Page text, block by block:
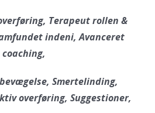
Terapeut rollen &
indeni, Avanceret
coaching,
Smertelinding,
overføring, Suggestioner,